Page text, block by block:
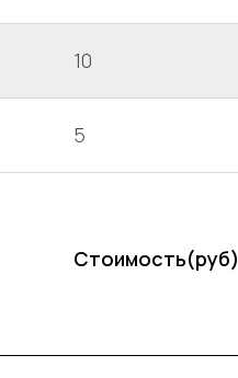
10
5
Стоимость(руб)